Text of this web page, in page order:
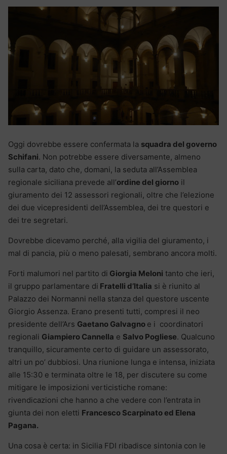
Oggi dovrebbe essere confermata la squadra del governo
Schifani. Non potrebbe essere diversamente, almeno
sulla carta, dato che, domani, la seduta all’Assemblea
regionale siciliana prevede all’ordine del giorno il
giuramento dei 12 assessori regionali, oltre che l’elezione
dei due vicepresidenti dell’Assemblea, dei tre questori e
dei tre segretari.
Dovrebbe dicevamo perché, alla vigilia del giuramento, i
mal di pancia, più o meno palesati, sembrano ancora molti.
Forti malumori nel partito di Giorgia Meloni tanto che ieri,
il gruppo parlamentare di Fratelli d’Italia si è riunito al
Palazzo dei Normanni nella stanza del questore uscente
Giorgio Assenza. Erano presenti tutti, compresi il neo
presidente dell’Ars Gaetano Galvagno e i coordinatori
regionali Giampiero Cannella e Salvo Pogliese. Qualcuno
tranquillo, sicuramente certo di guidare un assessorato,
altri un po’ dubbiosi. Una riunione lunga e intensa, iniziata
alle 15:30 e terminata oltre le 18, per discutere su come
mitigare le imposizioni verticistiche romane:
rivendicazioni che hanno a che vedere con l’entrata in
giunta dei non eletti Francesco Scarpinato ed Elena
Pagana.
Una cosa è certa: in Sicilia FDI ribadisce sintonia con le